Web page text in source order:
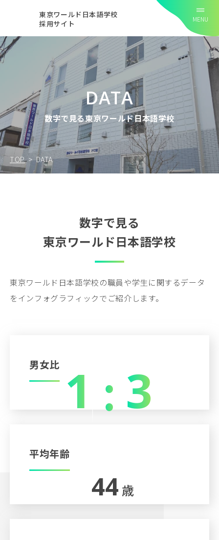
東京ワールド日本語学校
採用サイト
MENU
RECRUIT
DATA
PRIVACY
Megumi Yamamoto
Akiko Hattori
Hayato Takeuchi
DATA
数字で見る東京ワールド日本語学校
TOP DATA
数字で見る
東京ワールド日本語学校
東京ワールド日本語学校の職員や学生に関するデータ
をインフォグラフィックでご紹介します。
男女比 1 : 3
平均年齢
44 歳